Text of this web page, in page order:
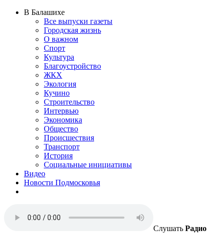
В Балашихе
Все выпуски газеты
Городская жизнь
О важном
Спорт
Культура
Благоустройство
ЖКХ
Экология
Кучино
Строительство
Интервью
Экономика
Общество
Происшествия
Транспорт
История
Социальные инициативы
Видео
Новости Подмосковья
Слушать Радио